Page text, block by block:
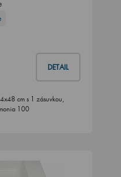
DETAIL
cm s 1 zásuvkou,
100